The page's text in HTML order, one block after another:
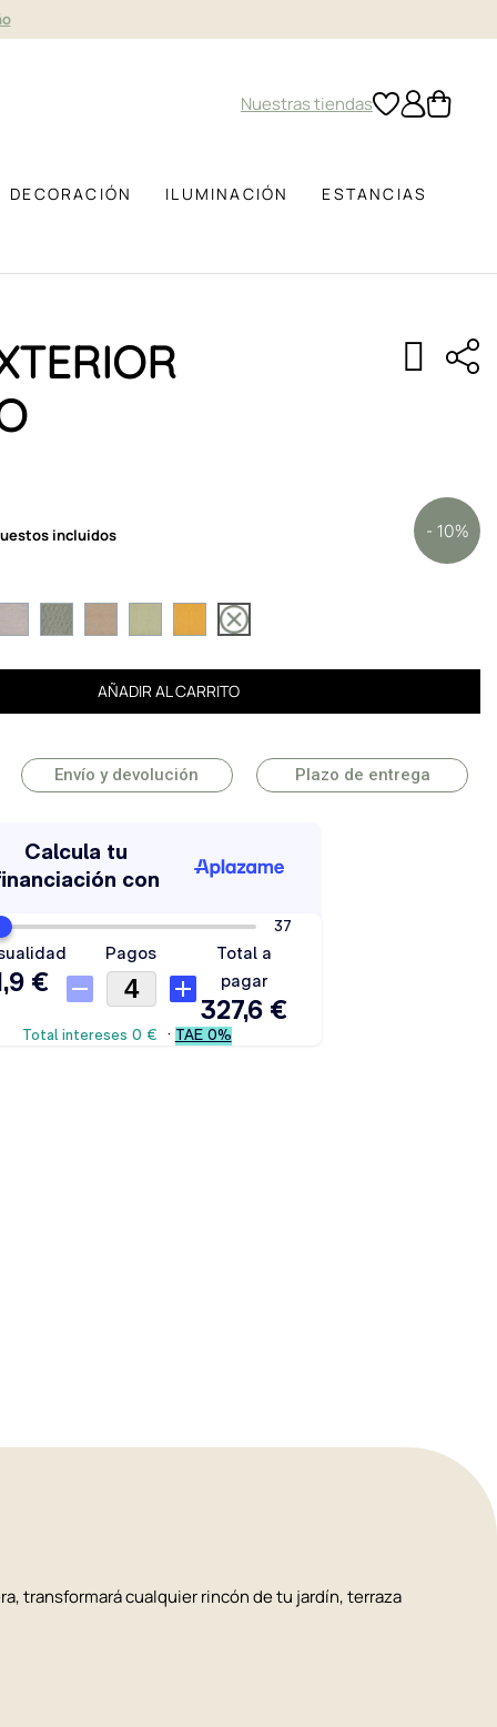
Nuestras tiendas
DECORACIÓN ILUMINACIÓN ESTANCIAS
- 10%
incluidos
AÑADIR AL CARRITO
Envío y devolución Plazo de entrega
transformará cualquier rincón de tu jardín, terraza